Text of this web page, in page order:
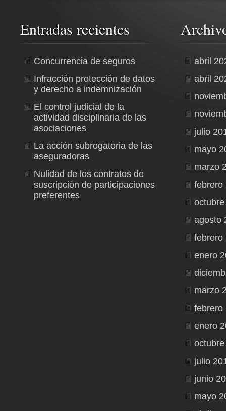
Entradas recientes
Concurrencia de seguros
Infracción protección de datos
y derecho a indemnización
El control judicial de la
actividad disciplinaria de las
asociaciones
La acción subrogatoria de las
aseguradoras
Nulidad de los contratos de
suscripción de participaciones
preferentes
abril
abril
julio
mayo
marzo
febrero
agosto
febrero
enero
marzo
febrero
enero
julio
junio
mayo